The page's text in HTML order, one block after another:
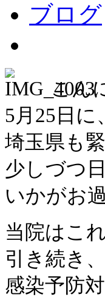
ブログ
こん
5月25日に、
埼玉県も
少しづつ
いかがお
当院はこ
引き続き、
感染予防